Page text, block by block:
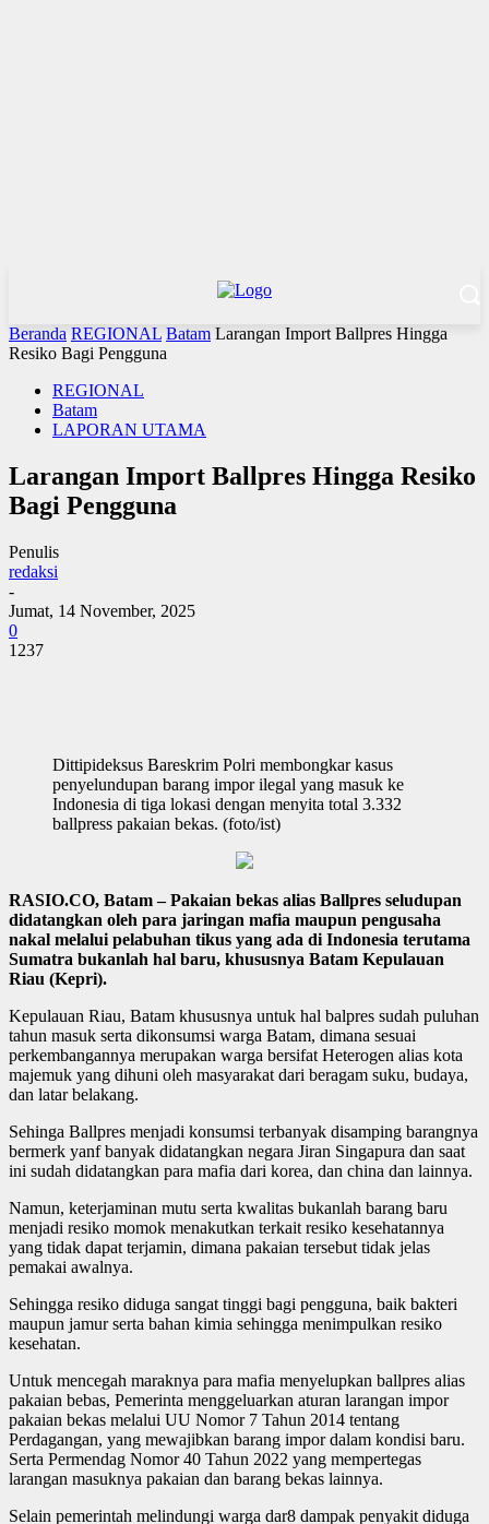
Beranda REGIONAL Batam Larangan Import Ballpres Hingga
Resiko Bagi Pengguna
REGIONAL
Batam
LAPORAN UTAMA
Larangan Import Ballpres Hingga Resiko
Bagi Pengguna
Penulis
redaksi
-
Jumat, 14 November, 2025
0
1237
Dittipideksus Bareskrim Polri membongkar kasus
penyelundupan barang impor ilegal yang masuk ke
Indonesia di tiga lokasi dengan menyita total 3.332
ballpress pakaian bekas. (foto/ist)
RASIO.CO, Batam – Pakaian bekas alias Ballpres seludupan
didatangkan oleh para jaringan mafia maupun pengusaha
nakal melalui pelabuhan tikus yang ada di Indonesia terutama
Sumatra bukanlah hal baru, khususnya Batam Kepulauan
Riau (Kepri).
Kepulauan Riau, Batam khususnya untuk hal balpres sudah puluhan
tahun masuk serta dikonsumsi warga Batam, dimana sesuai
perkembangannya merupakan warga bersifat Heterogen alias kota
majemuk yang dihuni oleh masyarakat dari beragam suku, budaya,
dan latar belakang.
Sehinga Ballpres menjadi konsumsi terbanyak disamping barangnya
bermerk yanf banyak didatangkan negara Jiran Singapura dan saat
ini sudah didatangkan para mafia dari korea, dan china dan lainnya.
Namun, keterjaminan mutu serta kwalitas bukanlah barang baru
menjadi resiko momok menakutkan terkait resiko kesehatannya
yang tidak dapat terjamin, dimana pakaian tersebut tidak jelas
pemakai awalnya.
Sehingga resiko diduga sangat tinggi bagi pengguna, baik bakteri
maupun jamur serta bahan kimia sehingga menimpulkan resiko
kesehatan.
Untuk mencegah maraknya para mafia menyelupkan ballpres alias
pakaian bebas, Pemerinta menggeluarkan aturan larangan impor
pakaian bekas melalui UU Nomor 7 Tahun 2014 tentang
Perdagangan, yang mewajibkan barang impor dalam kondisi baru.
Serta Permendag Nomor 40 Tahun 2022 yang mempertegas
larangan masuknya pakaian dan barang bekas lainnya.
Selain pemerintah melindungi warga dar8 dampak penyakit diduga